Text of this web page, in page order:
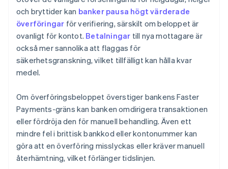
och bryttider kan banker pausa högt värderade
överföringar för verifiering, särskilt om beloppet är
ovanligt för kontot. Betalningar till nya mottagare är
också mer sannolika att flaggas för
säkerhetsgranskning, vilket tillfälligt kan hålla kvar
medel.
Om överföringsbeloppet överstiger bankens Faster
Payments-gräns kan banken omdirigera transaktionen
eller fördröja den för manuell behandling. Även ett
mindre fel i brittisk bankkod eller kontonummer kan
göra att en överföring misslyckas eller kräver manuell
återhämtning, vilket förlänger tidslinjen.